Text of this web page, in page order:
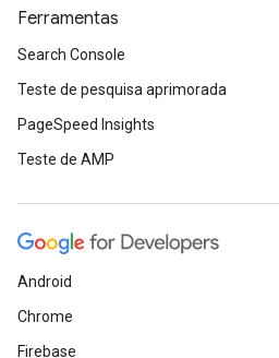
Ferramentas
Search Console
Teste de pesquisa aprimorada
PageSpeed Insights
Teste de AMP
Android
Chrome
Firebase